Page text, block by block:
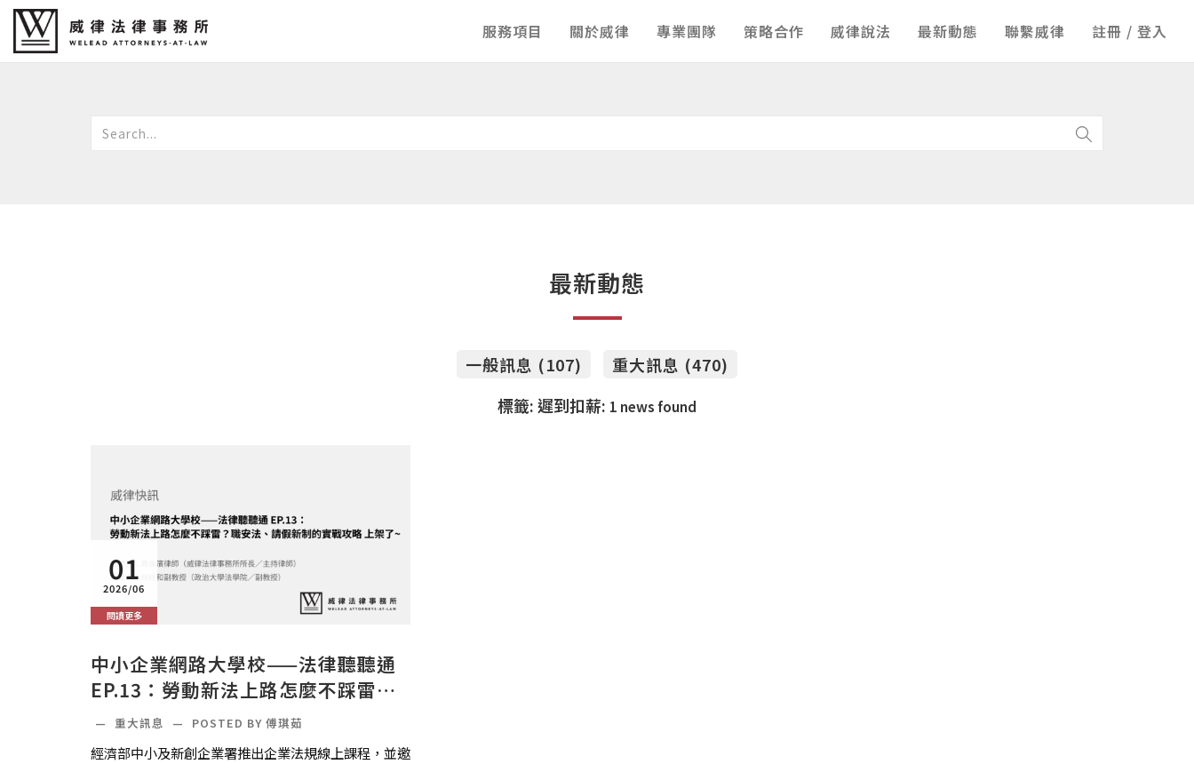
服務項目 關於威律 專業團隊 策略合作 威律說法 最新動態 聯繫威律 註冊 / 登入
最新動態
一般訊息 (107)
重大訊息 (470)
標籤: 遲到扣薪: 1 news found
01
2026/06
閱讀更多
中小企業網路大學校——法律聽聽通
EP.13：勞動新法上路怎麼不踩雷？
職安法、請假新制的實戰攻略 上架了
～
— 重大訊息 — POSTED BY 傅琪茹
經濟部中小及新創企業署推出企業法規線上課程，並邀